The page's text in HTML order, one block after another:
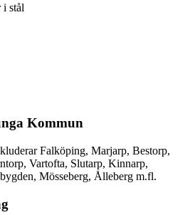
i stål
Kommun
Falköping, Marjarp, Bestorp,
Vartofta, Slutarp, Kinnarp,
Mösseberg, Ålleberg m.fl.